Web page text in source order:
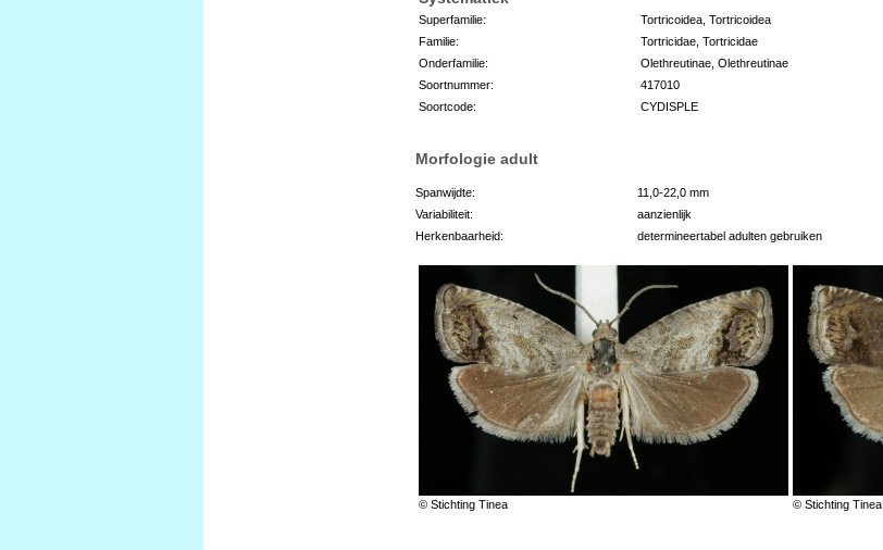
Superfamilie:
Tortricoidea, Tortricoidea
Familie:
Tortricidae, Tortricidae
Onderfamilie:
Olethreutinae, Olethreutinae
Soortnummer:
417010
Soortcode:
CYDISPLE
Morfologie adult
Spanwijdte:
11,0-22,0 mm
Variabiliteit:
aanzienlijk
Herkenbaarheid:
determineertabel adulten gebruiken
© Stichting Tinea © Stichting Tinea